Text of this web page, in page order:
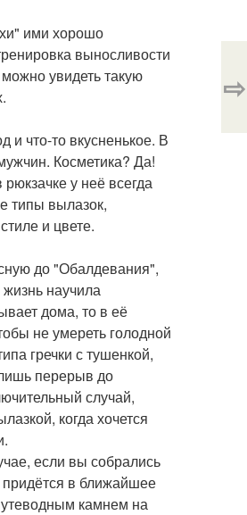
ими хорошо
выносливости
увидеть такую
и что-то вкусненькое. В
Косметика? Да!
у неё всегда
типы вылазок,
и цвете.
до "Обалдевания",
научила
дома, то в её
не умереть голодной
гречки с тушенкой,
перерыв до
случай,
когда хочется
если вы собрались
придётся в ближайшее
камнем на
⇨